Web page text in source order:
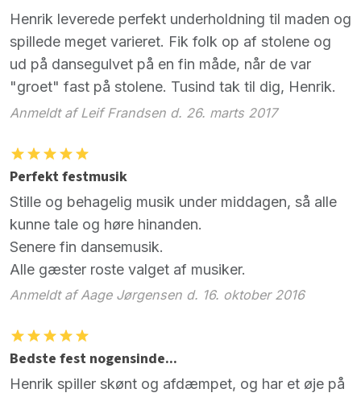
Henrik leverede perfekt underholdning til maden og
spillede meget varieret. Fik folk op af stolene og
ud på dansegulvet på en fin måde, når de var
"groet" fast på stolene. Tusind tak til dig, Henrik.
Anmeldt af Leif Frandsen d. 26. marts 2017
Perfekt festmusik
Stille og behagelig musik under middagen, så alle
kunne tale og høre hinanden.
Senere fin dansemusik.
Alle gæster roste valget af musiker.
Anmeldt af Aage Jørgensen d. 16. oktober 2016
Bedste fest nogensinde...
Henrik spiller skønt og afdæmpet, og har et øje på